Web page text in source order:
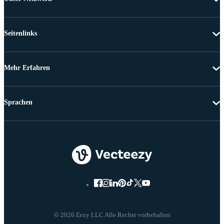
Seitenlinks
Mehr Erfahren
© 2026 Eezy LLC Alle Rechte vorbehalten
Sprachen